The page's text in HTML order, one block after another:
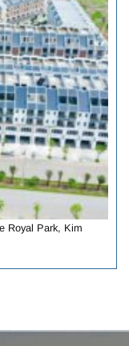
Royal Park, Kim